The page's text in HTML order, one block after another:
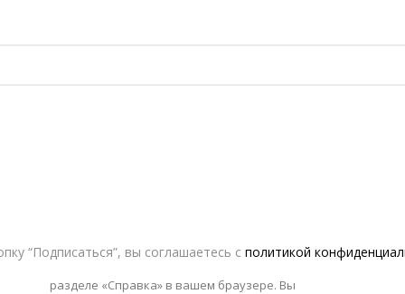
устройства, используя ваш браузер. Инструкции
разделе «Справка» в вашем браузере. Вы
“Подписаться”, вы соглашаетесь с политикой